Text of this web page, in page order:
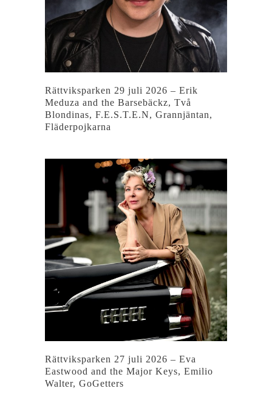
Rättviksparken 29 juli 2026 – Erik
Meduza and the Barsebäckz, Två
Blondinas, F.E.S.T.E.N, Grannjäntan,
Fläderpojkarna
Rättviksparken 27 juli 2026 – Eva
Eastwood and the Major Keys, Emilio
Walter, GoGetters